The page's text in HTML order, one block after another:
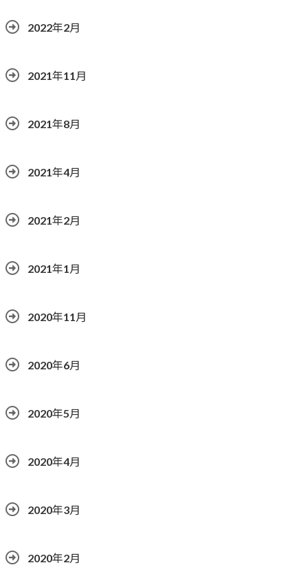
2022年2月
2021年11月
2021年8月
2021年4月
2021年2月
2021年1月
2020年11月
2020年6月
2020年5月
2020年4月
2020年3月
2020年2月